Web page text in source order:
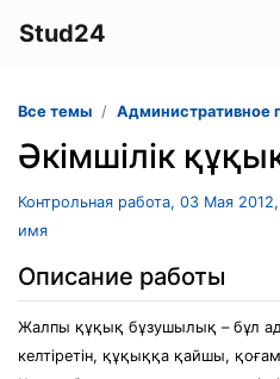
Stud24
Все темы Административное
Әкімшілік
Контрольная работа, 03 Мая
имя
Описание работы
Жалпы құқық бұзушылық – бұл
келтіретін, құқыққа қайшы,